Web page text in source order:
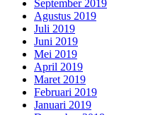
September 2019
Agustus 2019
Juli 2019
Juni 2019
Mei 2019
April 2019
Maret 2019
Februari 2019
Januari 2019